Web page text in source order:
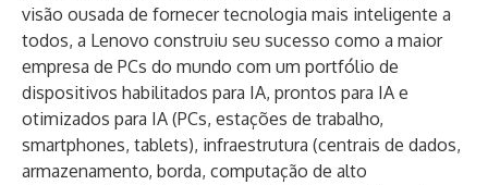
visão ousada de fornecer tecnologia mais inteligente a
todos, a Lenovo construiu seu sucesso como a maior
empresa de PCs do mundo com um portfólio de
dispositivos habilitados para IA, prontos para IA e
otimizados para IA (PCs, estações de trabalho,
smartphones, tablets), infraestrutura (centrais de dados,
armazenamento, borda, computação de alto